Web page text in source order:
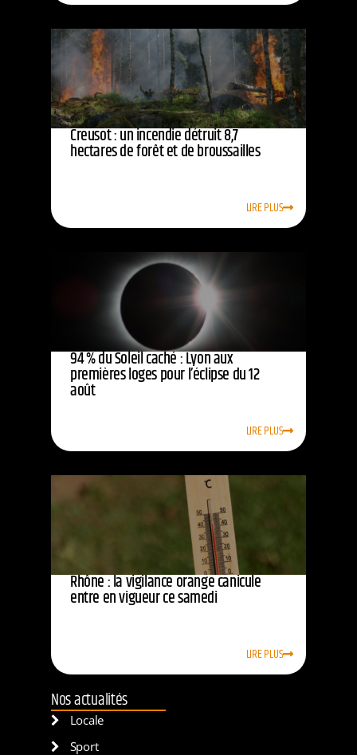
Creusot : un incendie détruit 8,7
hectares de forêt et de broussailles
LIRE PLUS
94 % du Soleil caché : Lyon aux
premières loges pour l’éclipse du 12
août
LIRE PLUS
Rhône : la vigilance orange canicule
entre en vigueur ce samedi
LIRE PLUS
Nos actualités
Locale
Sport